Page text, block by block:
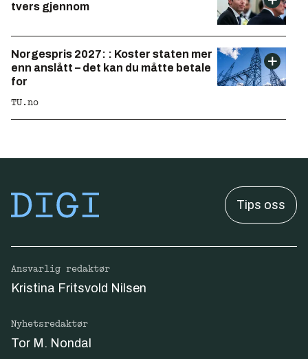
tvers gjennom
Norgespris 2027: : Koster staten mer
enn anslått – det kan du måtte betale
for
TU.no
Tips oss
Ansvarlig redaktør
Kristina Fritsvold Nilsen
Nyhetsredaktør
Tor M. Nondal